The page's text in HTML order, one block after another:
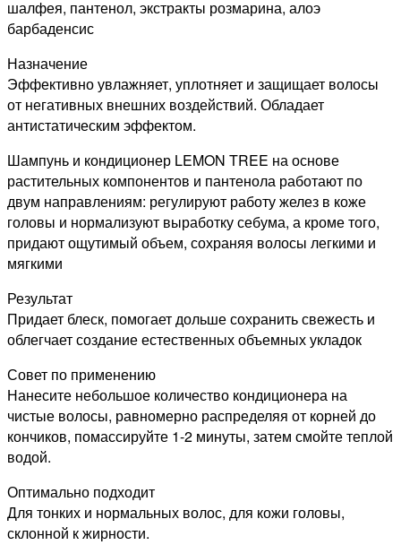
мл
шалфея, пантенол, экстракты розмарина, алоэ
барбаденсис
Назначение
Эффективно увлажняет, уплотняет и защищает волосы
от негативных внешних воздействий. Обладает
антистатическим эффектом.
Шампунь и кондиционер LEMON TREE на основе
растительных компонентов и пантенола работают по
двум направлениям: регулируют работу желез в коже
головы и нормализуют выработку себума, а кроме того,
придают ощутимый объем, сохраняя волосы легкими и
мягкими
Результат
Придает блеск, помогает дольше сохранить свежесть и
облегчает создание естественных объемных укладок
Совет по применению
Нанесите небольшое количество кондиционера на
чистые волосы, равномерно распределяя от корней до
кончиков, помассируйте 1-2 минуты, затем смойте теплой
водой.
Оптимально подходит
Для тонких и нормальных волос, для кожи головы,
склонной к жирности.